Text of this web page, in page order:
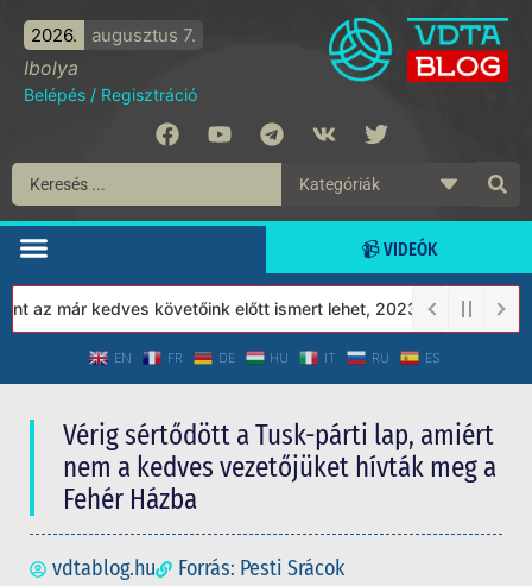
2026. augusztus 7.
Ibolya
Belépés / Regisztráció
📹 VIDEÓK
már kedves követőink előtt ismert lehet, 2023-tól a Védett
EN FR DE HU IT RU ES
Vérig sértődött a Tusk-párti lap, amiért
nem a kedves vezetőjüket hívták meg a
Fehér Házba
vdtablog.hu
Forrás: Pesti Srácok